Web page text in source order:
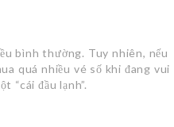
bình thường. Tuy nhiên, nếu
quá nhiều vé số khi đang vui
“cái đầu lạnh”.